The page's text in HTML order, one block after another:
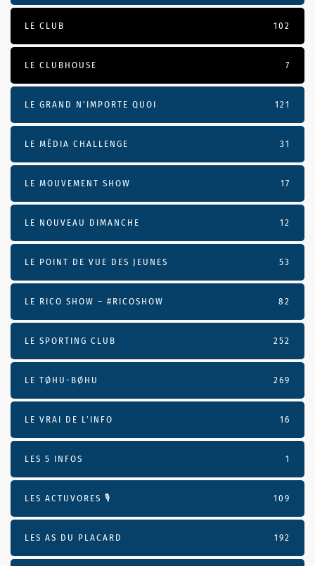
LE CLUB 102
LE CLUBHOUSE 7
LE GRAND N’IMPORTE QUOI 121
LE MÉDIA CHALLENGE 31
LE MOUVEMENT SHOW 17
LE NOUVEAU DIMANCHE 12
LE POINT DE VUE DES JEUNES 53
LE RICO SHOW – #RICOSHOW 82
LE SPORTING CLUB 252
LE TØHU-BØHU 269
LE VRAI DE L’INFO 16
LES 5 INFOS 1
LES ACTUVORES 🎙 109
LES AS DU PLACARD 192